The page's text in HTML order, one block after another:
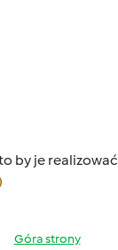
by je realizować
Góra strony